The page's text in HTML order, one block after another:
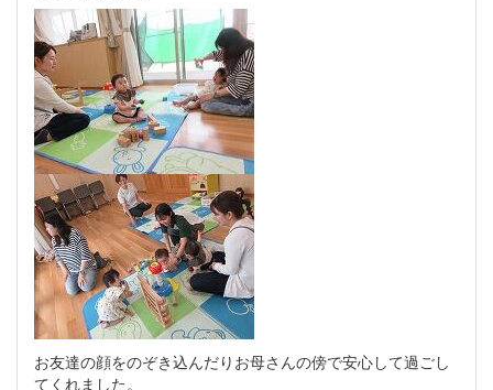
お友達の顔をのぞき込んだりお母さんの傍で安心して過ごし
てくれました。